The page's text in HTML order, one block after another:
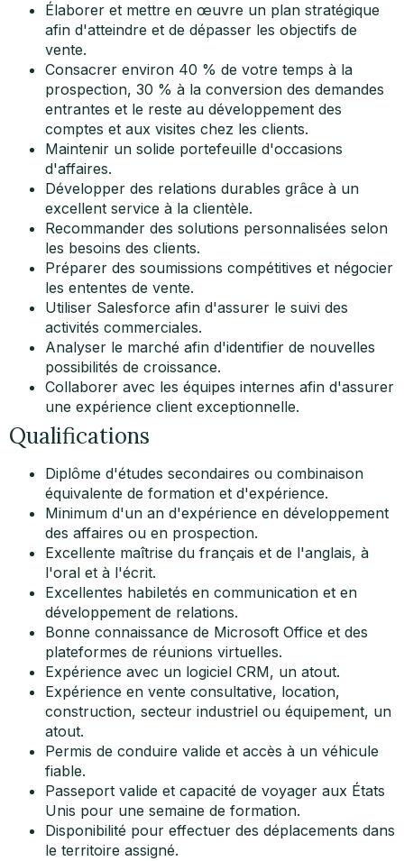
Élaborer et mettre en œuvre un plan stratégique
afin d'atteindre et de dépasser les objectifs de
vente.
Consacrer environ 40 % de votre temps à la
prospection, 30 % à la conversion des demandes
entrantes et le reste au développement des
comptes et aux visites chez les clients.
Maintenir un solide portefeuille d'occasions
d'affaires.
Développer des relations durables grâce à un
excellent service à la clientèle.
Recommander des solutions personnalisées selon
les besoins des clients.
Préparer des soumissions compétitives et négocier
les ententes de vente.
Utiliser Salesforce afin d'assurer le suivi des
activités commerciales.
Analyser le marché afin d'identifier de nouvelles
possibilités de croissance.
Collaborer avec les équipes internes afin d'assurer
une expérience client exceptionnelle.
Qualifications
Diplôme d'études secondaires ou combinaison
équivalente de formation et d'expérience.
Minimum d'un an d'expérience en développement
des affaires ou en prospection.
Excellente maîtrise du français et de l'anglais, à
l'oral et à l'écrit.
Excellentes habiletés en communication et en
développement de relations.
Bonne connaissance de Microsoft Office et des
plateformes de réunions virtuelles.
Expérience avec un logiciel CRM, un atout.
Expérience en vente consultative, location,
construction, secteur industriel ou équipement, un
atout.
Permis de conduire valide et accès à un véhicule
fiable.
Passeport valide et capacité de voyager aux États
Unis pour une semaine de formation.
Disponibilité pour effectuer des déplacements dans
le territoire assigné.